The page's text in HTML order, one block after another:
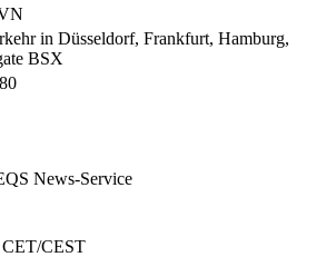
in Düsseldorf, Frankfurt, Hamburg,
BSX
News-Service
CEST